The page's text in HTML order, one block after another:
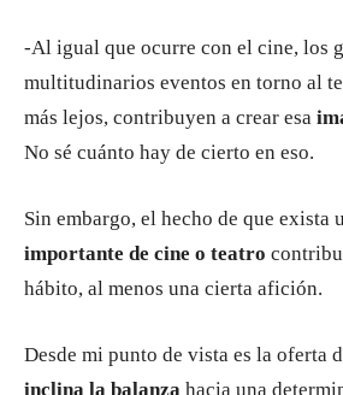
-Al igual que ocurre con el cine, los
multitudinarios eventos en torno al
más lejos, contribuyen a crear esa
No sé cuánto hay de cierto en eso.
Sin embargo, el hecho de que exista
importante de cine o teatro
hábito, al menos una cierta afición.
Desde mi punto de vista es la oferta
inclina la balanza hacia una